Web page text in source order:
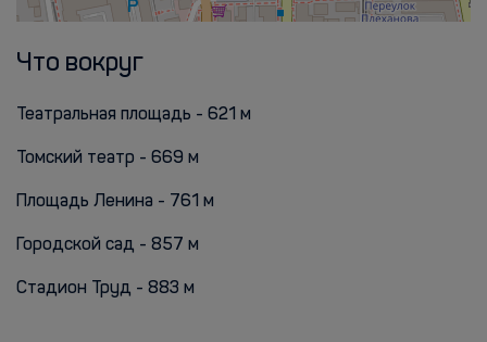
Что вокруг
Театральная площадь - 621 м
Томский театр - 669 м
Площадь Ленина - 761 м
Городской сад - 857 м
Стадион Труд - 883 м